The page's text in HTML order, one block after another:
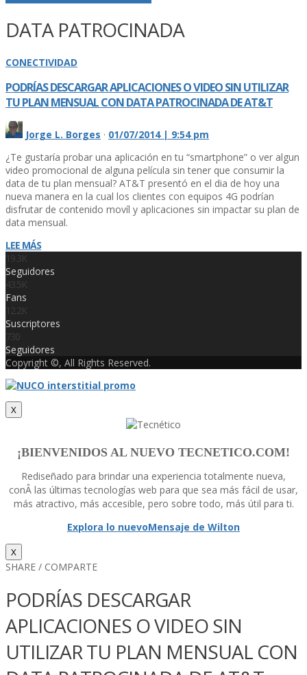
DATA PATROCINADA
CONECTIVIDAD
PODRÍ­AS DESCARGAR APLICACIONES O VIDEO SIN UTILIZAR
TU PLAN MENSUAL CON DATA PATROCINADA DE AT&T
Jorge L. Borges · 01/07/2014 | 9:54 pm
¿Te gustarí­a probar una aplicación en tu “smartphone” o ver algun
video promocional de alguna pelí­cula sin tener que consumir la
data de tu plan mensual? AT&T presentó en el dia de hoy una
nueva manera en la cual los clientes con equipos 4G podrí­an
disfrutar de contenido moví­l y aplicaciones sin impactar su plan de
data mensual.
LEE MÁS
19.3K
Seguidores
43.5K
Fans
12.2K
Suscriptores
730
Seguidores
Copyright ©, All Rights Reserved.
X
¡BIENVENIDOS AL NUEVO TECNETICO.COM!
Rediseñado para brindar una experiencia totalmente nueva,
conÂ las últimas tecnologí­as web para que sea más fácil de usar,
más atractivo, más accesible, pero sobre todo, más útil para ti.
Explora lo nuevoMensaje de Wilton
X
SHARE / COMPARTE
PODRÍ­AS DESCARGAR
APLICACIONES O VIDEO SIN
UTILIZAR TU PLAN MENSUAL CON